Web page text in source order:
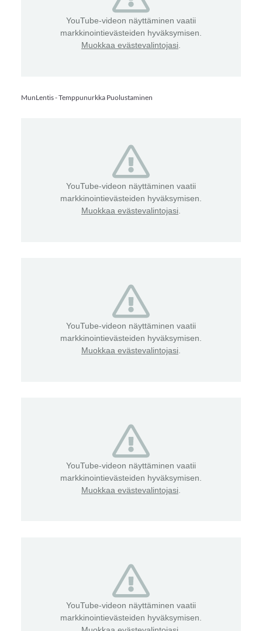
YouTube-videon näyttäminen vaatii
markkinointievästeiden hyväksymisen.
Muokkaa evästevalintojasi.
MunLentis - Temppunurkka Puolustaminen
YouTube-videon näyttäminen vaatii
markkinointievästeiden hyväksymisen.
Muokkaa evästevalintojasi.
YouTube-videon näyttäminen vaatii
markkinointievästeiden hyväksymisen.
Muokkaa evästevalintojasi.
YouTube-videon näyttäminen vaatii
markkinointievästeiden hyväksymisen.
Muokkaa evästevalintojasi
YouTube-videon näyttäminen vaatii
markkinointievästeiden hyväksymisen.